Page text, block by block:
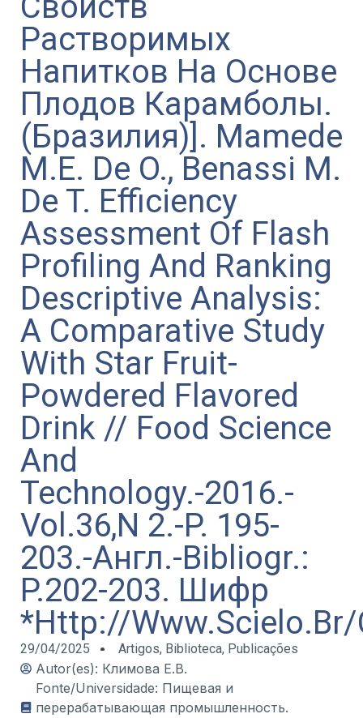
Растворимых
Напитков На Основе
Плодов Карамболы.
(Бразилия)]. Mamede
M.E. De O., Benassi M.
De T. Efficiency
Assessment Of Flash
Profiling And Ranking
Descriptive Analysis:
A Comparative Study
With Star Fruit-
Powdered Flavored
Drink // Food Science
And
Technology.-2016.-
Vol.36,N 2.-P. 195-
203.-Англ.-Bibliogr.:
P.202-203. Шифр
*Http://
29/04/2025 Artigos, Biblioteca, Publicações
Autor(es): Климова Е.В.
Fonte/Universidade: Пищевая и
перерабатывающая промышленность.